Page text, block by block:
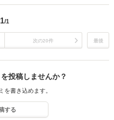
1/1
次の20件 最後
投稿しませんか？
を書き込めます。
する